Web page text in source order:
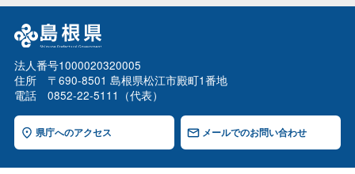
法人番号1000020320005
住所 〒690-8501 島根県松江市殿町1番地
電話 0852-22-5111（代表）
県庁へのアクセス メールでのお問い合わせ